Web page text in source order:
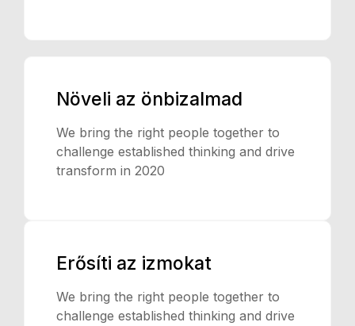
Növeli az önbizalmad
We bring the right people together to
challenge established thinking and drive
transform in 2020
Erősíti az izmokat
We bring the right people together to
challenge established thinking and drive